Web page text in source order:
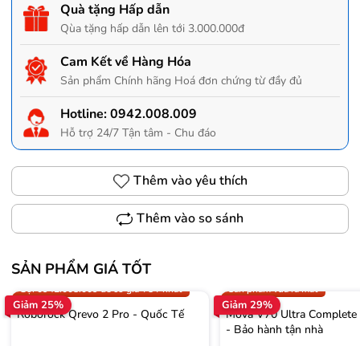
Quà tặng Hấp dẫn
Qùa tặng hấp dẫn lên tới 3.000.000đ
Cam Kết về Hàng Hóa
Sản phẩm Chính hãng Hoá đơn chứng từ đầy đủ
Hotline:0942.008.009
Hỗ trợ 24/7 Tận tâm - Chu đáo
Thêm vào yêu thích
Thêm vào so sánh
SẢN PHẨM GIÁ TỐT
Giảm 25%
Trợ giá 300.000đ
Gọi 0942.008.009 để có giá TỐT nhất
Roborock Qrevo 2 Pro - Quốc Tế
Giảm 29%
Sản phẩm vừa ra mắt
Mova V70 Ultra
- Bảo hành tận nhà